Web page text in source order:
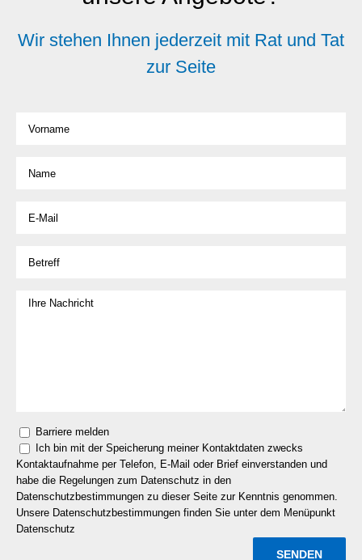
Wir stehen Ihnen jederzeit mit Rat und Tat
zur Seite
Barriere melden
Ich bin mit der Speicherung meiner Kontaktdaten zwecks
Kontaktaufnahme per Telefon, E-Mail oder Brief einverstanden und
habe die Regelungen zum Datenschutz in den
Datenschutzbestimmungen zu dieser Seite zur Kenntnis genommen.
Unsere Datenschutzbestimmungen finden Sie unter dem Menüpunkt
Datenschutz